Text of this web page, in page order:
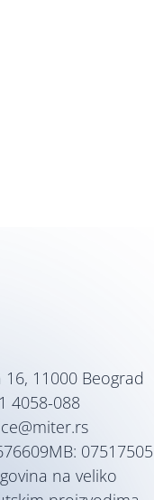
16, 11000 Beograd
4058-088
MB: 07517505
na veliko